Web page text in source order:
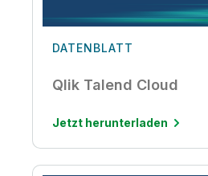
DATENBLATT
Qlik Talend Cloud
Jetzt herunterladen